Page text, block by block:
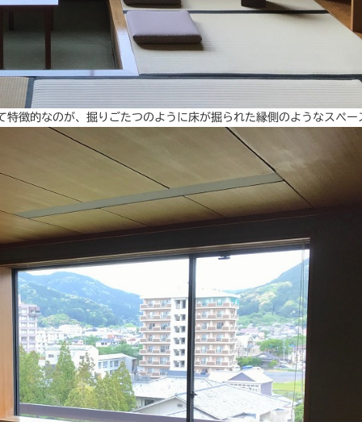
徴的なのが、掘りごたつのように床が掘られた縁側のようなスペー